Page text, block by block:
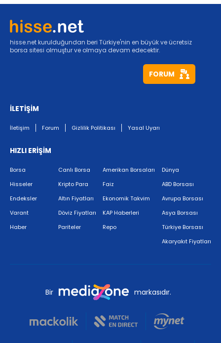
hisse.net kurulduğundan beri Türkiye'nin en büyük ve ücretsiz
borsa sitesi olmuştur ve olmaya devam edecektir.
FORUM
İLETİŞİM
İletişim Forum Gizlilik Politikası Yasal Uyarı
HIZLI ERİŞİM
Borsa
Hisseler
Endeksler
Varant
Haber
Canlı Borsa
Kripto Para
Altın Fiyatları
Döviz Fiyatları
Pariteler
Amerikan Borsaları
Faiz
Ekonomik Takvim
KAP Haberleri
Repo
Dünya
ABD Borsası
Avrupa Borsası
Asya Borsası
Türkiye Borsası
Akaryakıt Fiyatları
Bir markasıdır.